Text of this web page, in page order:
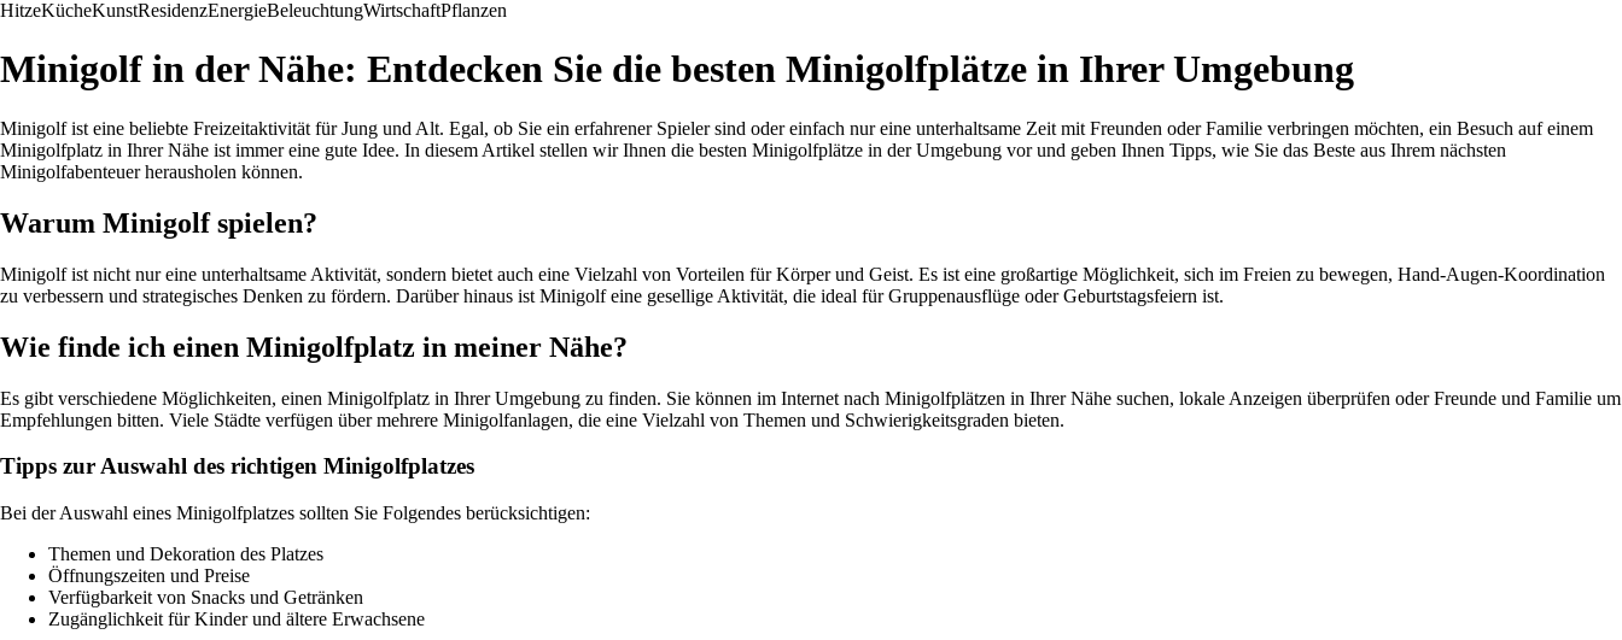
HitzeKücheKunstResidenzEnergieBeleuchtungWirtschaftPflanzen
Minigolf in der Nähe: Entdecken Sie die besten Minigolfplätze in Ihrer Umgebung
Minigolf ist eine beliebte Freizeitaktivität für Jung und Alt. Egal, ob Sie ein erfahrener Spieler sind oder einfach nur eine unterhaltsame Zeit mit Freunden oder Familie verbringen möchten, ein Besuch auf einem
Minigolfplatz in Ihrer Nähe ist immer eine gute Idee. In diesem Artikel stellen wir Ihnen die besten Minigolfplätze in der Umgebung vor und geben Ihnen Tipps, wie Sie das Beste aus Ihrem nächsten
Minigolfabenteuer herausholen können.
Warum Minigolf spielen?
Minigolf ist nicht nur eine unterhaltsame Aktivität, sondern bietet auch eine Vielzahl von Vorteilen für Körper und Geist. Es ist eine großartige Möglichkeit, sich im Freien zu bewegen, Hand-Augen-Koordination
zu verbessern und strategisches Denken zu fördern. Darüber hinaus ist Minigolf eine gesellige Aktivität, die ideal für Gruppenausflüge oder Geburtstagsfeiern ist.
Wie finde ich einen Minigolfplatz in meiner Nähe?
Es gibt verschiedene Möglichkeiten, einen Minigolfplatz in Ihrer Umgebung zu finden. Sie können im Internet nach Minigolfplätzen in Ihrer Nähe suchen, lokale Anzeigen überprüfen oder Freunde und Familie um
Empfehlungen bitten. Viele Städte verfügen über mehrere Minigolfanlagen, die eine Vielzahl von Themen und Schwierigkeitsgraden bieten.
Tipps zur Auswahl des richtigen Minigolfplatzes
Bei der Auswahl eines Minigolfplatzes sollten Sie Folgendes berücksichtigen:
Themen und Dekoration des Platzes
Öffnungszeiten und Preise
Verfügbarkeit von Snacks und Getränken
Zugänglichkeit für Kinder und ältere Erwachsene